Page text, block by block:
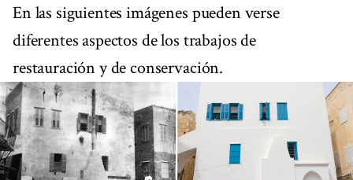
En las siguientes imágenes pueden verse
diferentes aspectos de los trabajos de
restauración y de conservación.